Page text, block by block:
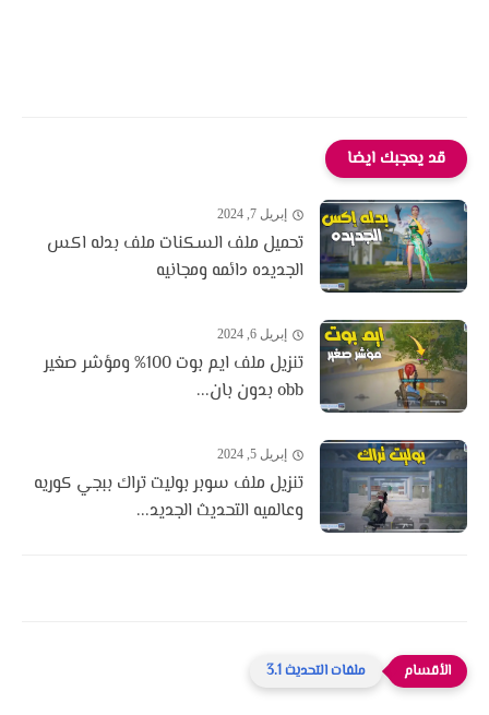
قد يعجبك ايضا
إبريل 7, 2024
تحميل ملف السكنات ملف بدله اكس
الجديده دائمه ومجانيه
إبريل 6, 2024
تنزيل ملف ايم بوت 100% ومؤشر صغير
obb بدون بان...
إبريل 5, 2024
تنزيل ملف سوبر بوليت تراك ببجي كوريه
وعالميه التحديث الجديد...
ملفات التحديث 3.1